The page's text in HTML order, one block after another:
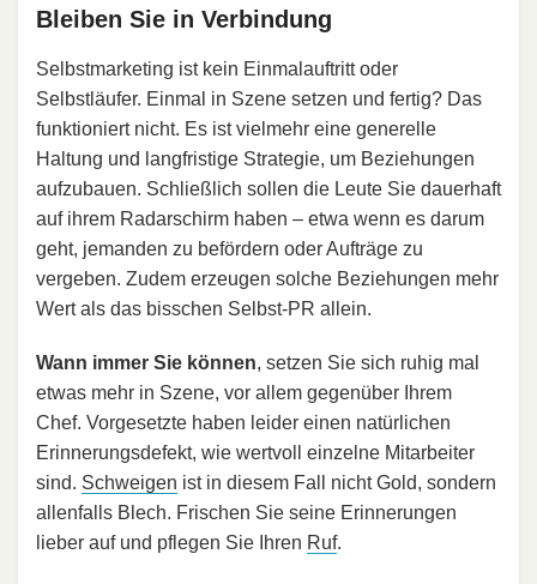
Bleiben Sie in Verbindung
Selbstmarketing ist kein Einmalauftritt oder
Selbstläufer. Einmal in Szene setzen und fertig? Das
funktioniert nicht. Es ist vielmehr eine generelle
Haltung und langfristige Strategie, um Beziehungen
aufzubauen. Schließlich sollen die Leute Sie dauerhaft
auf ihrem Radarschirm haben – etwa wenn es darum
geht, jemanden zu befördern oder Aufträge zu
vergeben. Zudem erzeugen solche Beziehungen mehr
Wert als das bisschen Selbst-PR allein.
Wann immer Sie können, setzen Sie sich ruhig mal
etwas mehr in Szene, vor allem gegenüber Ihrem
Chef. Vorgesetzte haben leider einen natürlichen
Erinnerungsdefekt, wie wertvoll einzelne Mitarbeiter
sind. Schweigen ist in diesem Fall nicht Gold, sondern
allenfalls Blech. Frischen Sie seine Erinnerungen
lieber auf und pflegen Sie Ihren Ruf.